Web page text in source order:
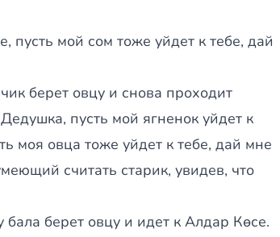
пусть мой сом тоже уйдет к тебе, дай
берет овцу и снова проходит
пусть мой ягненок уйдет к
моя овца тоже уйдет к тебе, дай мне
считать старик, увидев, что
берет овцу и идет к Алдар Көсе.